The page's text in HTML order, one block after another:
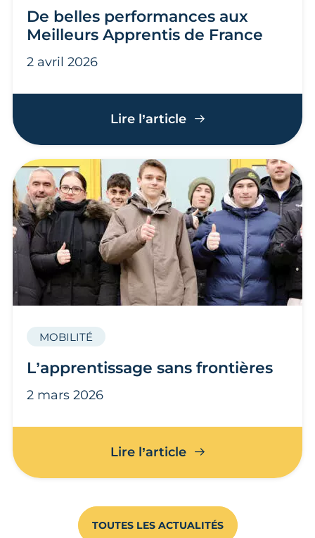
De belles performances aux
Meilleurs Apprentis de France
2 avril 2026
Lire l’articleDe belles
L’apprentissage sans frontières
MOBILITÉ
2 mars 2026
Lire l’articleL’apprentissage
TOUTES LES ACTUALITÉS